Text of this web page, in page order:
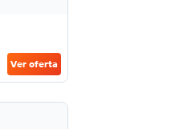
Ver oferta